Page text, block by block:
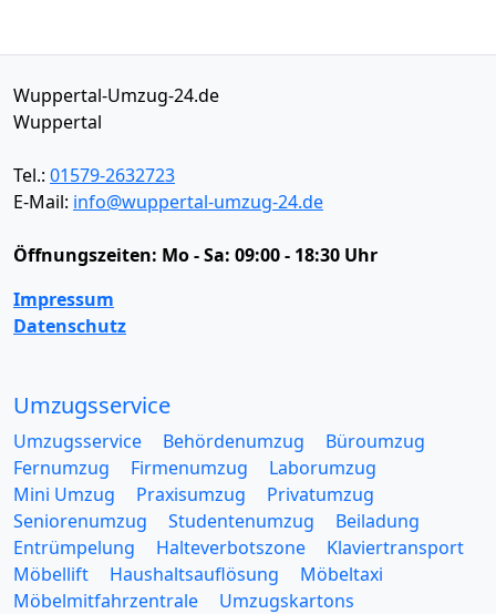
Wuppertal-Umzug-24.de
Wuppertal
Tel.: 01579-2632723
E-Mail: info@wuppertal-umzug-24.de
Öffnungszeiten: Mo - Sa: 09:00 - 18:30 Uhr
Impressum
Datenschutz
Umzugsservice
Umzugsservice Behördenumzug
Büroumzug
Fernumzug
Firmenumzug
Laborumzug
Mini Umzug
Praxisumzug
Privatumzug
Seniorenumzug
Studentenumzug
Beiladung
Entrümpelung
Halteverbotszone
Klaviertransport
Möbellift
Haushaltsauflösung
Möbeltaxi
Möbelmitfahrzentrale
Umzugskartons